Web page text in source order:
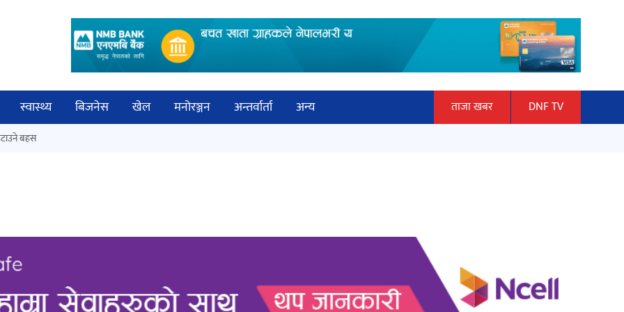
स्वास्थ्य बिजनेस खेल मनोरञ्जन अन्तर्वार्ता
अन्य
ताजा खबर DNF TV
औपचारिक सेवा सञ्चालनमा
हलमा छैन ‘गौँथली’को टिकट
बहस